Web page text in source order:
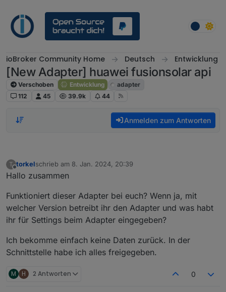
ioBroker Community Home Deutsch Entwicklung
[New Adapter] huawei fusionsolar api
Verschoben Entwicklung
adapter
112
45 39.9k 44
Anmelden zum Antworten
T
Offline
torkelschrieb am 8. Jan. 2024, 20:39
zuletzt editiert von
Hallo zusammen
Funktioniert dieser Adapter bei euch? Wenn ja, mit
welcher Version betreibt ihr den Adapter und was habt
ihr für Settings beim Adapter eingegeben?
Ich bekomme einfach keine Daten zurück. In der
Schnittstelle habe ich alles freigegeben.
M H 2 Antworten 0